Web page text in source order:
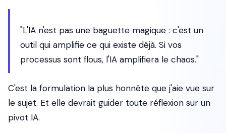
"L'IA n'est pas une baguette magique : c'est un
outil qui amplifie ce qui existe déjà. Si vos
processus sont flous, l'IA amplifiera le chaos."
C'est la formulation la plus honnête que j'aie vue sur
le sujet. Et elle devrait guider toute réflexion sur un
pivot IA.